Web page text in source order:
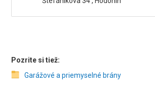
Pozrite si tiež:
Garážové a priemyselné brány